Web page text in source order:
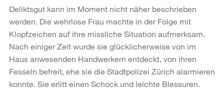
Deliktsgut kann im Moment nicht näher beschrieben
werden. Die wehrlose Frau machte in der Folge mit
Klopfzeichen auf ihre missliche Situation aufmerksam.
Nach einiger Zeit wurde sie glücklicherweise von im
Haus anwesenden Handwerkern entdeckt, von ihren
Fesseln befreit, ehe sie die Stadtpolizei Zürich alarmieren
konnte. Sie erlitt einen Schock und leichte Blessuren.